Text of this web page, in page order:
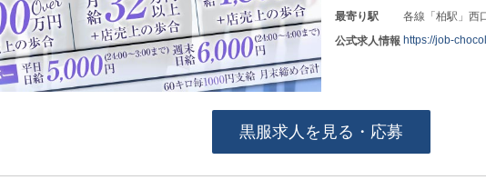
最寄り駅
各線「柏駅」西
公式求人情報 https://job-
黒服求人を見る・応募